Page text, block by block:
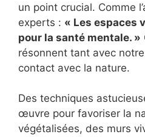
un point crucial. Comme
experts : « Les espaces
pour la santé mentale. »
résonnent tant avec
contact avec la nature.
Des techniques
œuvre pour favoriser la
végétalisées, des murs